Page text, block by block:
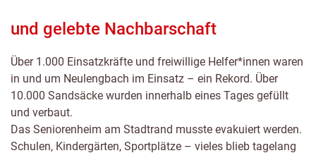
und gelebte Nachbarschaft
Über 1.000 Einsatzkräfte und freiwillige Helfer*innen waren
in und um Neulengbach im Einsatz – ein Rekord. Über
10.000 Sandsäcke wurden innerhalb eines Tages gefüllt
und verbaut.
Das Seniorenheim am Stadtrand musste evakuiert werden.
Schulen, Kindergärten, Sportplätze – vieles blieb tagelang